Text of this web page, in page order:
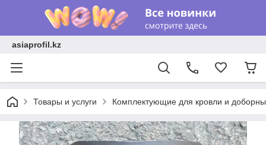
asiaprofil.kz
Товары и услуги Комплектующие для кровли и